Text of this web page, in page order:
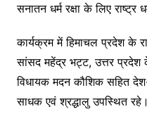
सनातन धर्म रक्षा के लिए राष्ट्र
कार्यक्रम में हिमाचल प्रदेश के
सांसद महेंद्र भट्ट, उत्तर प्रदेश
विधायक मदन कौशिक सहित
साधक एवं श्रद्धालु उपस्थित रहे।